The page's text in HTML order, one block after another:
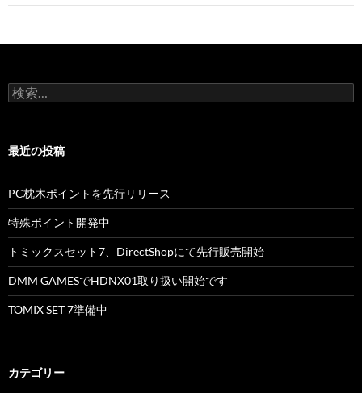
ゲ
ー
ョ
検
索:
最近の投稿
PC枕木ポイントを先行リリース
特殊ポイント開発中
トミックスセット7、DirectShopにて先行販売開始
DMM GAMESでHDNX01取り扱い開始です
TOMIX SET 7準備中
カテゴリー